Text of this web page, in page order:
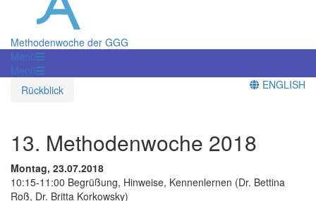
Methodenwoche der GGG
Menü
Menü
Rückblick
ENGLISH
13. Methodenwoche 2018
Montag, 23.07.2018
10:15-11:00 Begrüßung, Hinweise, Kennenlernen (Dr. Bettina
Roß, Dr. Britta Korkowsky)